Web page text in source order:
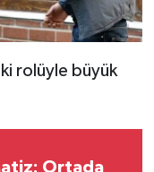
rolüyle büyük
Ortada